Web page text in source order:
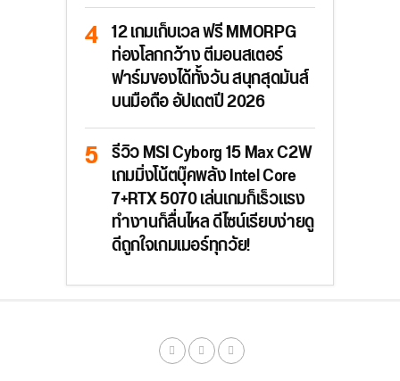
12 เกมเก็บเวล ฟรี MMORPG
ท่องโลกกว้าง ตีมอนสเตอร์
ฟาร์มของได้ทั้งวัน สนุกสุดมันส์
บนมือถือ อัปเดตปี 2026
รีวิว MSI Cyborg 15 Max C2W
เกมมิ่งโน้ตบุ๊คพลัง Intel Core
7+RTX 5070 เล่นเกมก็เร็วแรง
ทำงานก็ลื่นไหล ดีไซน์เรียบง่ายดู
ดีถูกใจเกมเมอร์ทุกวัย!